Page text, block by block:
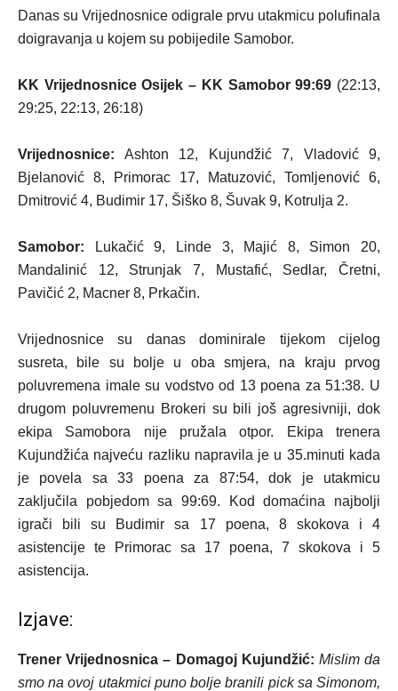
Danas su Vrijednosnice odigrale prvu utakmicu polufinala
doigravanja u kojem su pobijedile Samobor.
KK Vrijednosnice Osijek – KK Samobor 99:69 (22:13,
29:25, 22:13, 26:18)
Vrijednosnice: Ashton 12, Kujundžić 7, Vladović 9,
Bjelanović 8, Primorac 17, Matuzović, Tomljenović 6,
Dmitrović 4, Budimir 17, Šiško 8, Šuvak 9, Kotrulja 2.
Samobor: Lukačić 9, Linde 3, Majić 8, Simon 20,
Mandalinić 12, Strunjak 7, Mustafić, Sedlar, Čretni,
Pavičić 2, Macner 8, Prkačin.
Vrijednosnice su danas dominirale tijekom cijelog
susreta, bile su bolje u oba smjera, na kraju prvog
poluvremena imale su vodstvo od 13 poena za 51:38. U
drugom poluvremenu Brokeri su bili još agresivniji, dok
ekipa Samobora nije pružala otpor. Ekipa trenera
Kujundžića najveću razliku napravila je u 35.minuti kada
je povela sa 33 poena za 87:54, dok je utakmicu
zaključila pobjedom sa 99:69. Kod domaćina najbolji
igrači bili su Budimir sa 17 poena, 8 skokova i 4
asistencije te Primorac sa 17 poena, 7 skokova i 5
asistencija.
Izjave:
Trener Vrijednosnica – Domagoj Kujundžić: Mislim da
smo na ovoj utakmici puno bolje branili pick sa Simonom,